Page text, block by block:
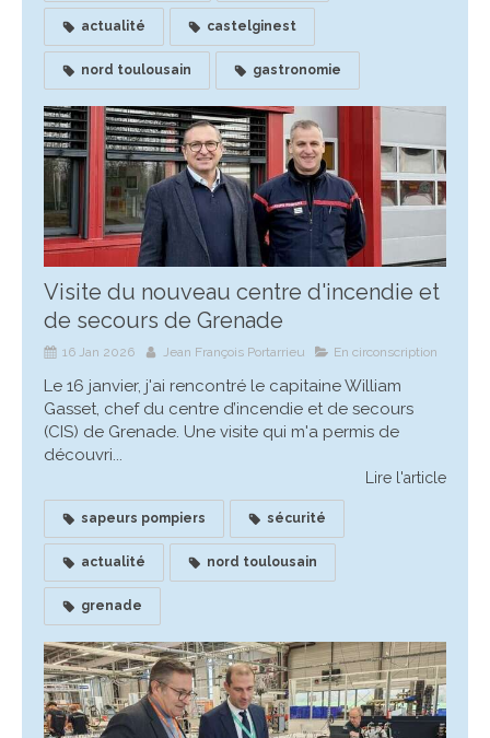
actualité castelginest
nord toulousain gastronomie
Visite du nouveau centre d'incendie et
de secours de Grenade
16 Jan 2026 Jean François Portarrieu En circonscription
Le 16 janvier, j'ai rencontré le capitaine William
Gasset, chef du centre d’incendie et de secours
(CIS) de Grenade. Une visite qui m'a permis de
découvri...
Lire l'article
sapeurs pompiers sécurité
actualité nord toulousain
grenade